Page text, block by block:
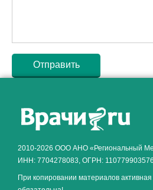
2010-2026 ООО АНО «Региональный
ИНН: 7704278083, ОГРН:
При копировании материалов